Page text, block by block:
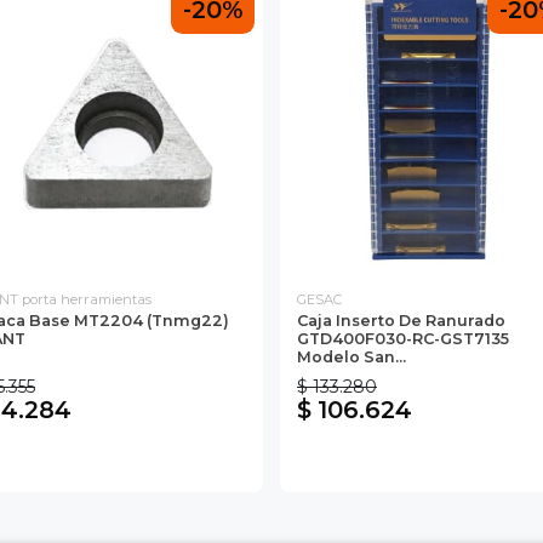
-20%
porta herramientas
Base MT2204 (tnmg22)
-
GESAC
Caja Inserto De Ranurado
GTD400F030-RC-GST7135
Modelo San...
$ 133.280
$ 106.624